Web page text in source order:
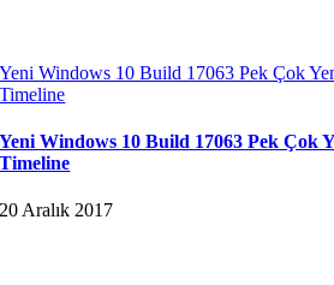
Yeni Windows 10 Build 17063 Pek Çok
Timeline
Yeni Windows 10 Build 17063 Pek Çok
Timeline
20 Aralık 2017